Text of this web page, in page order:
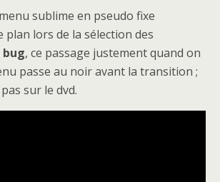
sublime en pseudo fixe
plan lors de la sélection des
bug, ce passage justement quand on
passe au noir avant la transition ;
sur le dvd.